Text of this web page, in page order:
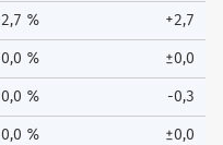
2,7 % +2,7
0,0 % ±0,0
0,0 % -0,3
0,0 % ±0,0